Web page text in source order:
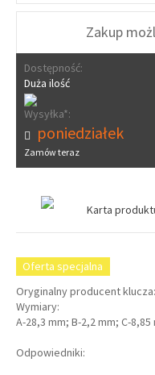
Zakup
Dostępność:
Duża ilość
Wysyłka*:
poniedziałek
Zamów teraz
Karta
Oferta specjalna
Oryginalny producent
Wymiary:
A-28,3 mm; B-2,2 mm; C-8,85
Odpowiedniki: